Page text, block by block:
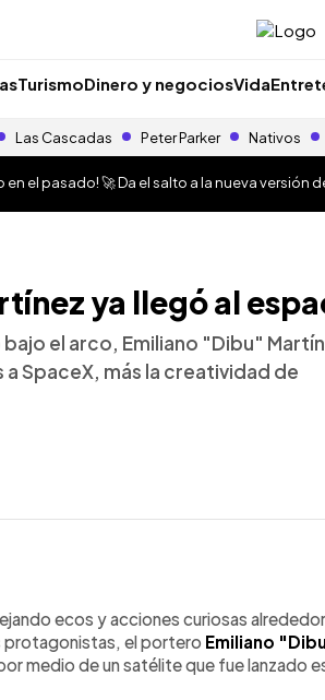
TurismoDinero y negociosVida
Las Cascadas Peter Parker Nativos
en el pasado! 🚀 Da el salto a la nueva versión
ya llegó al
el arco, Emiliano "Dibu"
SpaceX, más la creatividad de
ecos y acciones curiosas
protagonistas, el portero Emiliano
medio de un satélite que fue lanzado